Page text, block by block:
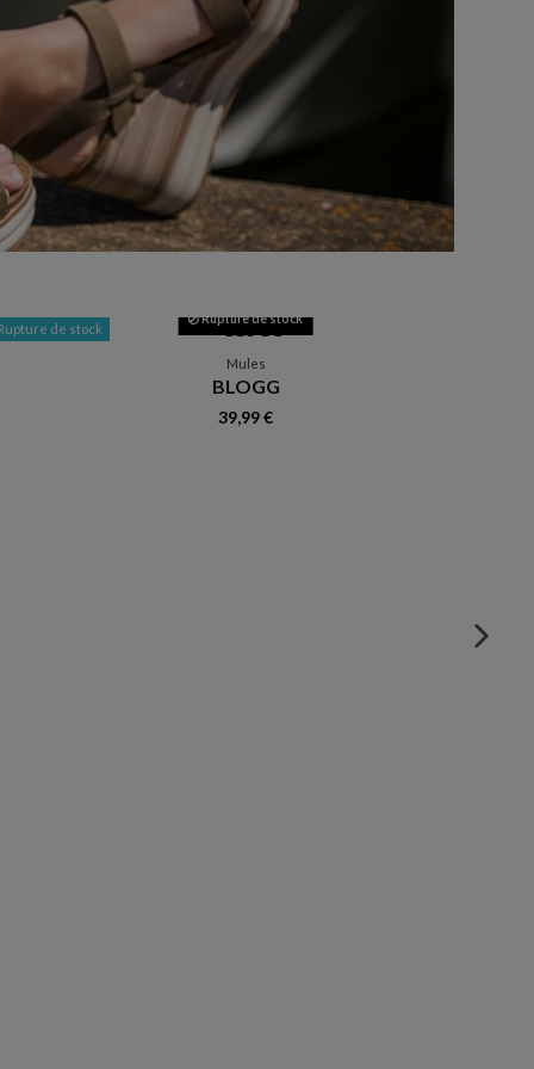
de stock
Rupture de stock
Mules
BLOGG
39,99 €